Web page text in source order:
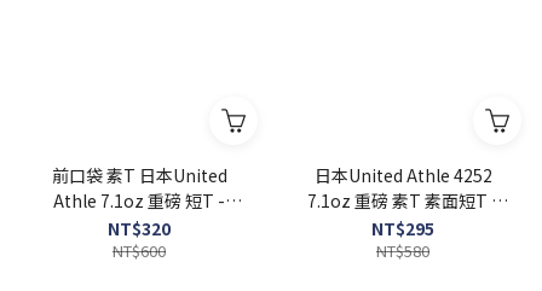
前口袋 素T 日本United
Athle 7.1oz 重磅 短T -
UA4253
NT$320
NT$600
日本United Athle 4252
7.1oz 重磅 素T 素面短T -
UA4252
NT$295
NT$580